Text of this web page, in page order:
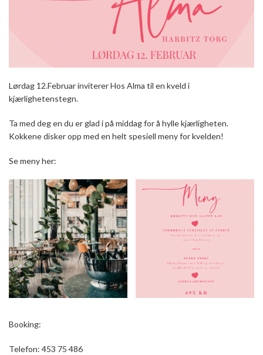
Lørdag 12.Februar inviterer Hos Alma til en kveld i
kjærlighetenstegn.
Ta med deg en du er glad i på middag for å hylle kjærligheten.
Kokkene disker opp med en helt spesiell meny for kvelden!
Se meny her:
Booking:
Telefon: 453 75 486